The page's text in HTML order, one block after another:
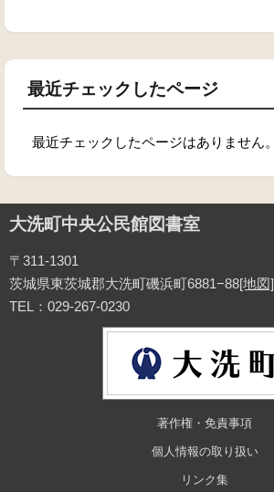
最近チェックしたページ
最近チェックしたページはありません。
大洗町中央公民館図書室
〒311-1301
茨城県東茨城郡大洗町磯浜町6881−88[地図]
TEL：029-267-0230
著作権・免責事項
個人情報の取り扱い
リンク集